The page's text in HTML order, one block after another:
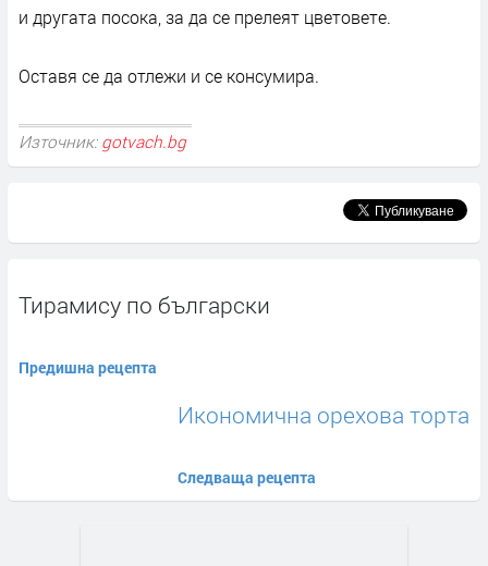
и другата посока, за да се прелеят цветовете.
Оставя се да отлежи и се консумира.
Източник: gotvach.bg
Тирамису по български
Предишна рецепта
Икономична орехова торта
Следваща рецепта